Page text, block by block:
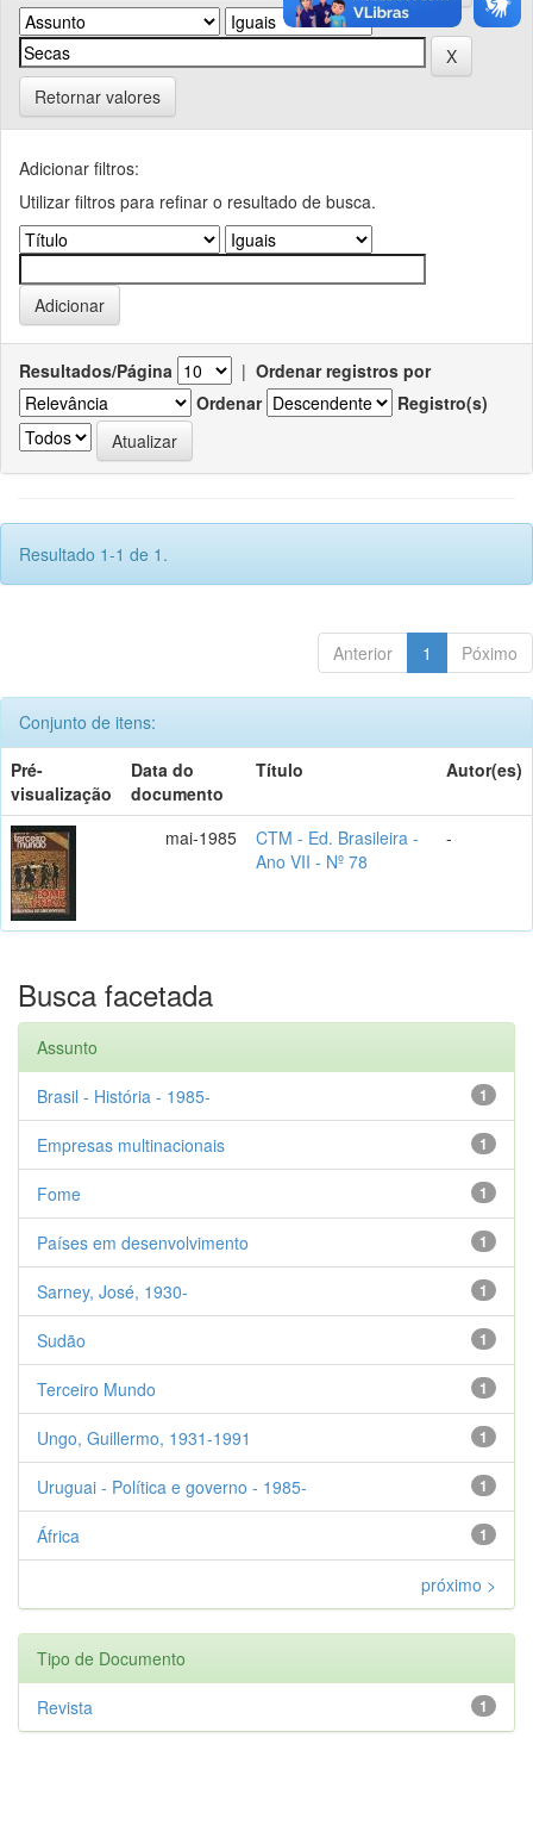
Retornar valores
Adicionar filtros:
Utilizar filtros para refinar o resultado de busca.
Resultados/Página | Ordenar registros por
Ordenar
Registro(s)
Resultado 1-1 de 1.
Anterior 1 Póximo
Conjunto de itens:
Pré-
visualização
Data do
documento
Título Autor(es)
mai-1985
CTM - Ed. Brasileira -
Ano VII - Nº 78
-
Busca facetada
Assunto
1
Brasil - História - 1985-
1
Empresas multinacionais
1
Fome
1
Países em desenvolvimento
1
Sarney, José, 1930-
1
Sudão
1
Terceiro Mundo
1
Ungo, Guillermo, 1931-1991
1
Uruguai - Política e governo - 1985-
1
África
próximo >
Tipo de Documento
1
Revista